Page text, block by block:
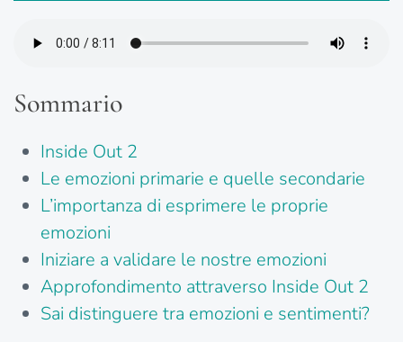
Sommario
Inside Out 2
Le emozioni primarie e quelle secondarie
L’importanza di esprimere le proprie
emozioni
Iniziare a validare le nostre emozioni
Approfondimento attraverso Inside Out 2
Sai distinguere tra emozioni e sentimenti?